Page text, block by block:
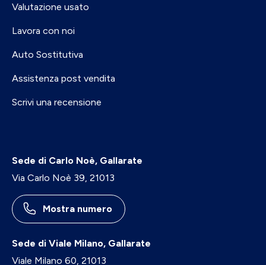
Valutazione usato
Lavora con noi
Auto Sostitutiva
Assistenza post vendita
Scrivi una recensione
Sede di Carlo Noè, Gallarate
Via Carlo Noè 39, 21013
Mostra numero
Sede di Viale Milano, Gallarate
Viale Milano 60, 21013